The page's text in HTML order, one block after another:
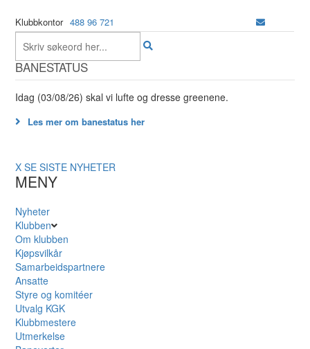
Klubbkontor 488 96 721
BANESTATUS
Idag (03/08/26) skal vi lufte og dresse greenene.
Les mer om banestatus her
X SE SISTE NYHETER
MENY
Nyheter
Klubben
Om klubben
Kjøpsvilkår
Samarbeidspartnere
Ansatte
Styre og komitéer
Utvalg KGK
Klubbmestere
Utmerkelse